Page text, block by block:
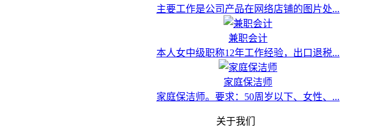
主要工作是公司产品在网络店铺的图片处...
兼职会计
本人女中级职称12年工作经验，出口退税...
家庭保洁师
家庭保洁师。要求：50周岁以下、女性、...
关于我们